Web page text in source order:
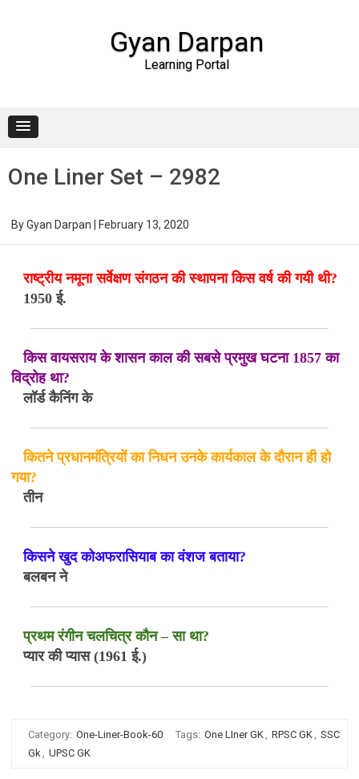
Gyan Darpan
Learning Portal
One Liner Set – 2982
ByGyan Darpan February 13, 2020
राष्ट्रीय नमूना सर्वेक्षण संगठन की स्थापना किस वर्ष की गयी थी?
1950 ई.
किस वायसराय के शासन काल की सबसे प्रमुख घटना 1857 का
विद्रोह था?
लॉर्ड कैनिंग के
कितने प्रधानमंत्रियों का निधन उनके कार्यकाल के दौरान ही हो
गया?
तीन
किसने खुद कोअफरासियाब का वंशज बताया?
बलबन ने
प्रथम रंगीन चलचित्र कौन – सा था?
प्यार की प्यास (1961 ई.)
Category: One-Liner-Book-60 Tags: One LIner GK, RPSC GK, SSC
Gk, UPSC GK